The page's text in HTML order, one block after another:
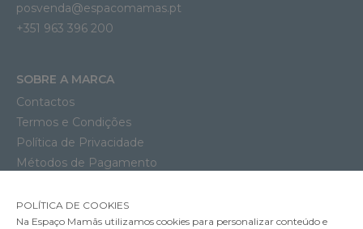
posvenda@espacomamas.pt
+351 963 396 200
SOBRE A MARCA
Contactos
Termos e Condições
Política de Privacidade
Métodos de Pagamento
Trocas e Devoluções
Livro de Reclamações
POLÍTICA DE COOKIES
Na Espaço Mamãs utilizamos cookies para personalizar conteúdo e